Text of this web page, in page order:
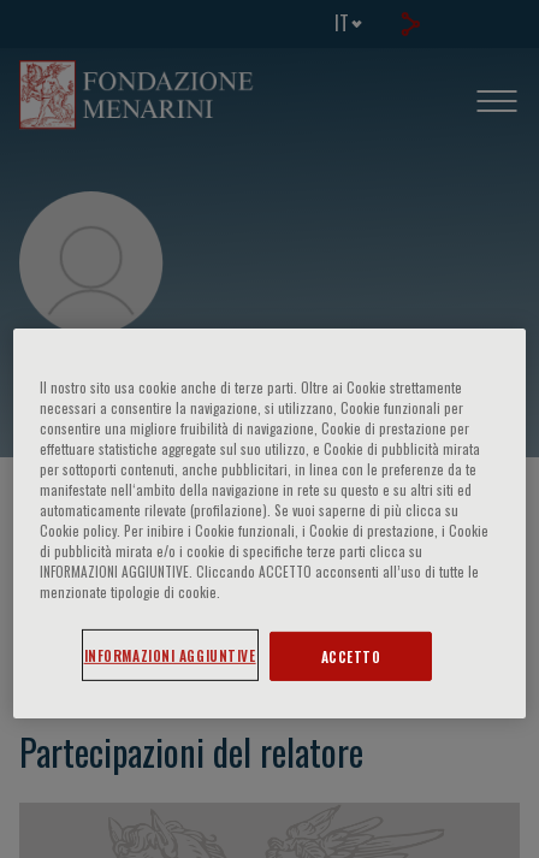
IT
Alessandra Ferrajoli
HOME PAGE / CORSI ED EVENTI / RELATORE
Alessandra Ferrajoli
Partecipazioni del relatore
Il nostro sito usa cookie anche di terze parti. Oltre ai Cookie strettamente
necessari a consentire la navigazione, si utilizzano, Cookie funzionali per
consentire una migliore fruibilità di navigazione, Cookie di prestazione per
effettuare statistiche aggregate sul suo utilizzo, e Cookie di pubblicità mirata
per sottoporti contenuti, anche pubblicitari, in linea con le preferenze da te
manifestate nell‘ambito della navigazione in rete su questo e su altri siti ed
automaticamente rilevate (profilazione). Se vuoi saperne di più clicca su
Cookie policy. Per inibire i Cookie funzionali, i Cookie di prestazione, i Cookie
di pubblicità mirata e/o i cookie di specifiche terze parti clicca su
INFORMAZIONI AGGIUNTIVE. Cliccando ACCETTO acconsenti all’uso di tutte le
menzionate tipologie di cookie.
INFORMAZIONI AGGIUNTIVE ACCETTO